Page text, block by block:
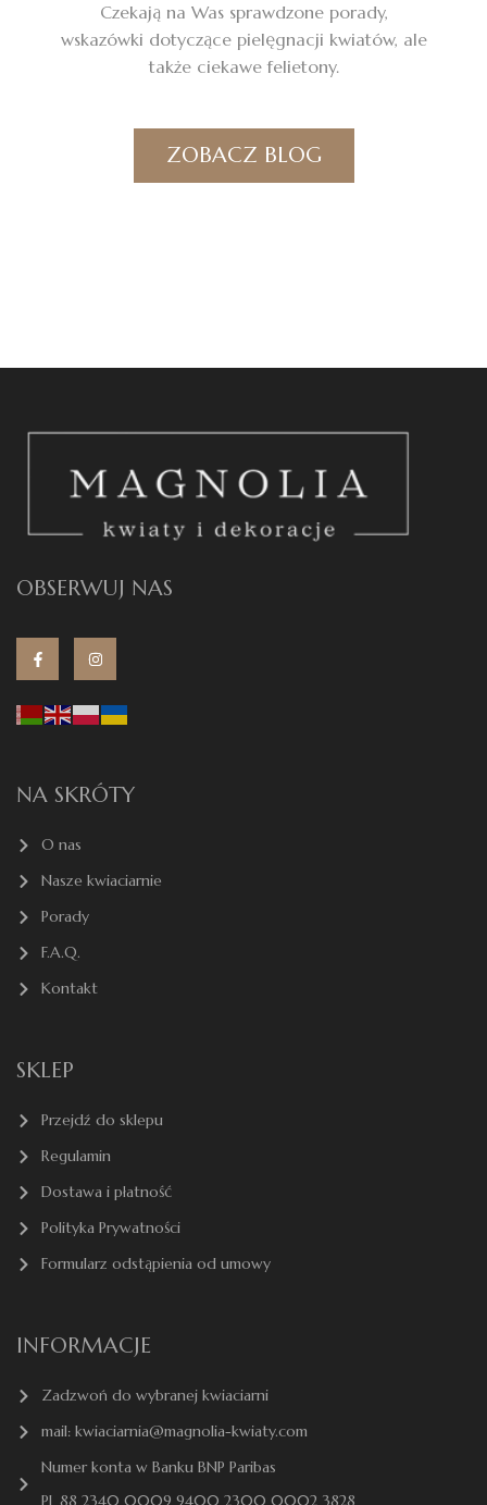
Czekają na Was sprawdzone porady,
wskazówki dotyczące pielęgnacji kwiatów, ale
także ciekawe felietony.
ZOBACZ BLOG
OBSERWUJ NAS
NA SKRÓTY
O nas
Nasze kwiaciarnie
Porady
F.A.Q.
Kontakt
SKLEP
Przejdź do sklepu
Regulamin
Dostawa i płatność
Polityka Prywatności
Formularz odstąpienia od umowy
INFORMACJE
Zadzwoń do wybranej kwiaciarni
mail: kwiaciarnia@magnolia-kwiaty.com
Numer konta w Banku BNP Paribas
PL 88 2340 0009 9400 2300 0002 3828